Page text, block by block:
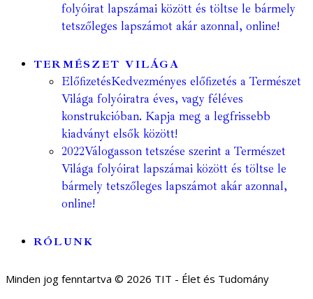
folyóirat lapszámai között és töltse le bármely
tetszőleges lapszámot akár azonnal, online!
TERMÉSZET VILÁGA
ElőfizetésKedvezményes előfizetés a Természet
Világa folyóiratra éves, vagy féléves
konstrukcióban. Kapja meg a legfrissebb
kiadványt elsők között!
2022Válogasson tetszése szerint a Természet
Világa folyóirat lapszámai között és töltse le
bármely tetszőleges lapszámot akár azonnal,
online!
RÓLUNK
Minden jog fenntartva © 2026 TIT - Élet és Tudomány